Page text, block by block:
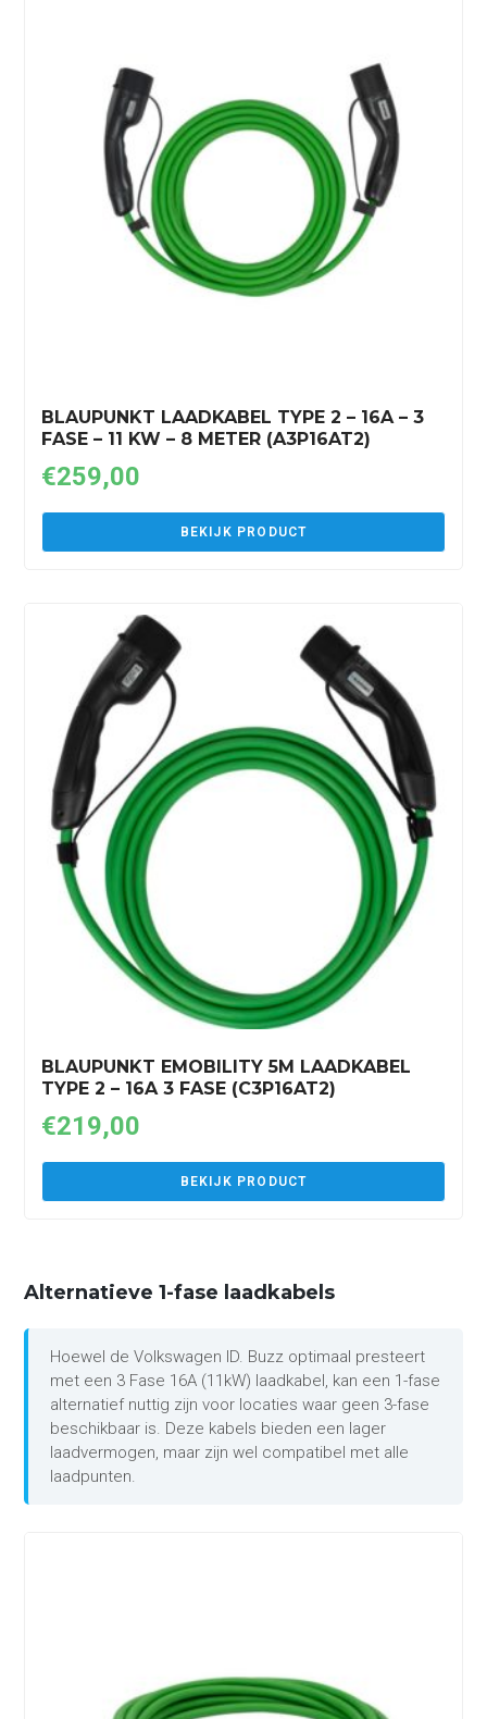
BLAUPUNKT LAADKABEL TYPE 2 – 16A – 3
FASE – 11 KW – 8 METER (A3P16AT2)
€259,00
BEKIJK PRODUCT
BLAUPUNKT EMOBILITY 5M LAADKABEL
TYPE 2 – 16A 3 FASE (C3P16AT2)
€219,00
BEKIJK PRODUCT
Alternatieve 1-fase laadkabels
Hoewel de Volkswagen ID. Buzz optimaal presteert
met een 3 Fase 16A (11kW) laadkabel, kan een 1-fase
alternatief nuttig zijn voor locaties waar geen 3-fase
beschikbaar is. Deze kabels bieden een lager
laadvermogen, maar zijn wel compatibel met alle
laadpunten.